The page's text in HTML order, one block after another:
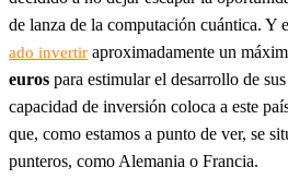
de lanza de la computación cuántica. Y
ado invertir aproximadamente un
euros para estimular el desarrollo de
capacidad de inversión coloca a este
que, como estamos a punto de ver, se
punteros, como Alemania o Francia.